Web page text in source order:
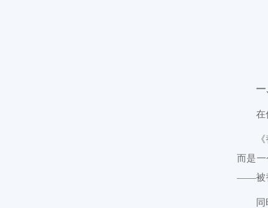
一
在
而是
——被